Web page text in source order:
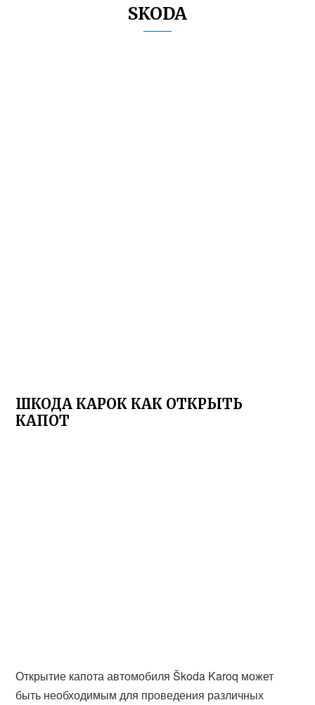
SKODA
ШКОДА КАРОК КАК ОТКРЫТЬ
КАПОТ
Открытие капота автомобиля Škoda Karoq может
быть необходимым для проведения различных